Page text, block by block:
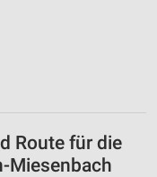
Route für die
Miesenbach